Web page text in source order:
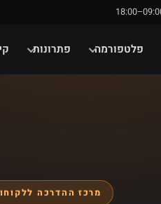
פלטפורמה פתרונות
מרכז ההדרכה